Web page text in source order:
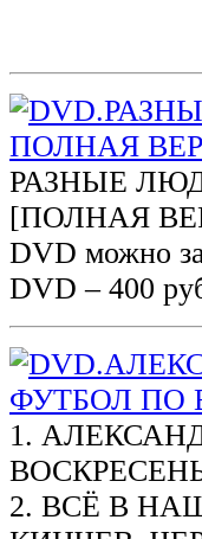
РАЗНЫЕ
[ПОЛНАЯ
DVD можно
DVD – 400
1.
2. ВСЁ В